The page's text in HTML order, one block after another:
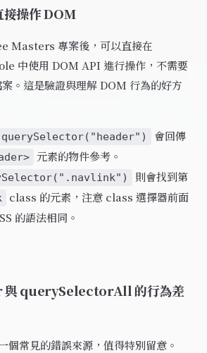
操作 DOM
Masters 專案後，可以直接在
中使用 DOM API 進行操作，不需要
。這是驗證與理解 DOM 行為的好方
會回傳
元素的物件參考。
則會找到第
class 的元素，注意 class 選擇器前面
的語法相同。
querySelectorAll 的行為差
常見的錯誤來源，值得特別留意。